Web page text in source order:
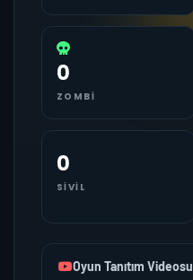
0
ZOMBI
0
SIVIL
Oyun Tanıtım Videosu